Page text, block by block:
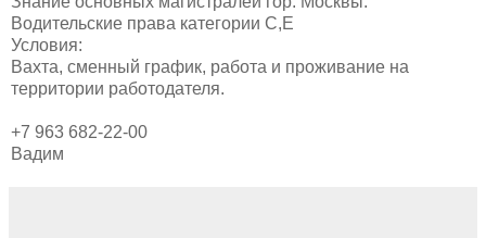
Водительские права категории C,E
Условия:
Вахта, сменный график, работа и проживание на
территории работодателя.
+7 963 682-22-00
Вадим